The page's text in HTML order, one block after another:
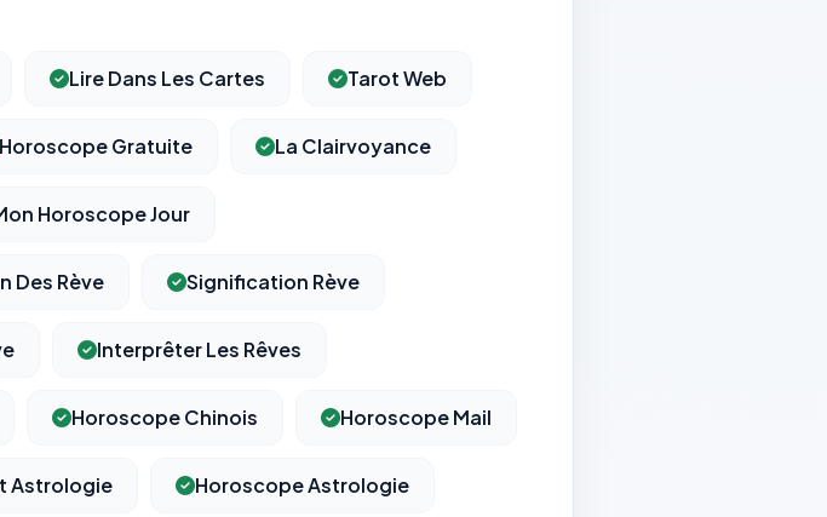
Lire Dans Les Cartes Tarot Web
Horoscope Gratuite La Clairvoyance
Horoscope Jour
Des Rève Signification Rève
Interprêter Les Rêves
Horoscope Chinois Horoscope Mail
Astrologie Horoscope Astrologie